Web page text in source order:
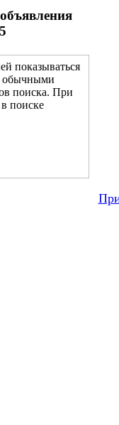
показываться
обычными
поиска. При
поиске